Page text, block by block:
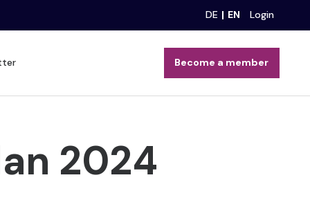
DE EN Login
Become a member
2024